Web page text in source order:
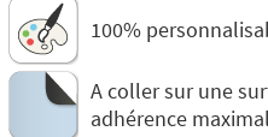
100%
A coller sur une
adhérence